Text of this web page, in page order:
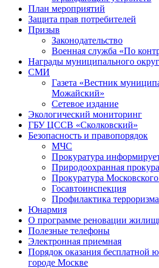
План мероприятий
Защита прав потребителей
Призыв
Законодательство
Военная служба «По
Награды муниципального
СМИ
Газета «Вестник
Можайский»
Сетевое издание
Экологический мониторинг
ГБУ ЦССВ «Сколковский»
Безопасность и правопорядок
МЧС
Прокуратура
Природоохранная
Прокуратура
Госавтоинспекция
Профилактика
Юнармия
О программе реновации
Полезные телефоны
Электронная приемная
Порядок оказания бесплатной
городе Москве